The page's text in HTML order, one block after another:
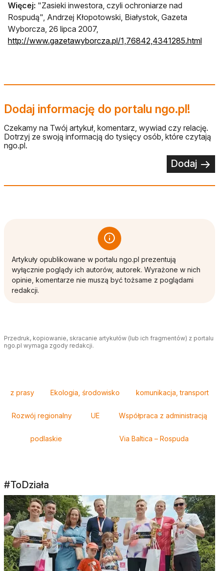
Więcej: "Zasieki inwestora, czyli ochroniarze nad
Rospudą", Andrzej Kłopotowski, Białystok, Gazeta
Wyborcza, 26 lipca 2007,
http://www.gazetawyborcza.pl/1,76842,4341285.html
Dodaj informację do portalu ngo.pl!
Czekamy na Twój artykuł, komentarz, wywiad czy relację.
Dotrzyj ze swoją informacją do tysięcy osób, które czytają
ngo.pl.
Dodaj
Artykuły opublikowane w portalu ngo.pl prezentują
wyłącznie poglądy ich autorów, autorek. Wyrażone w nich
opinie, komentarze nie muszą być tożsame z poglądami
redakcji.
Przedruk, kopiowanie, skracanie artykułów (lub ich fragmentów) z portalu
ngo.pl wymaga zgody redakcji.
z prasy Ekologia, środowisko komunikacja, transport
Rozwój regionalny UE Współpraca z administracją
podlaskie Via Baltica – Rospuda
#ToDziała